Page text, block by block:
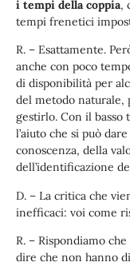
i tempi della coppia,
tempi frenetici
R. – Esattamente.
anche con poco
di disponibilità per
del metodo naturale,
gestirlo. Con il basso
l’aiuto che si può
conoscenza, della
dell’identificazione
D. – La critica che
inefficaci: voi come
R. – Rispondiamo che
dire che non hanno